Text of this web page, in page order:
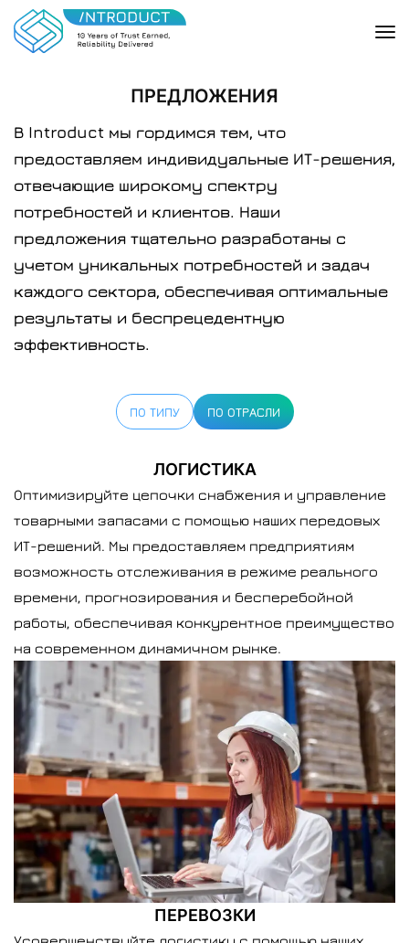
ПРЕДЛОЖЕНИЯ
В Introduct мы гордимся тем, что
предоставляем индивидуальные ИТ-решения,
отвечающие широкому спектру
потребностей и клиентов. Наши
предложения тщательно разработаны с
учетом уникальных потребностей и задач
каждого сектора, обеспечивая оптимальные
результаты и беспрецедентную
эффективность.
ПО ТИПУ ПО ОТРАСЛИ
ЛОГИСТИКА
Оптимизируйте цепочки снабжения и управление
товарными запасами с помощью наших передовых
ИТ-решений. Мы предоставляем предприятиям
возможность отслеживания в режиме реального
времени, прогнозирования и бесперебойной
работы, обеспечивая конкурентное преимущество
на современном динамичном рынке.
ПЕРЕВОЗКИ